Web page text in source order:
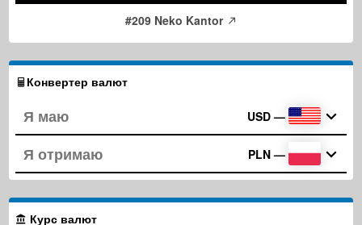
#209 Neko Kantor
Конвертер валют
USD —
PLN —
Курс валют